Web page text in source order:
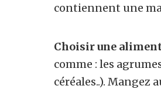
contiennent une
Choisir une
comme : les
céréales..). Mangez